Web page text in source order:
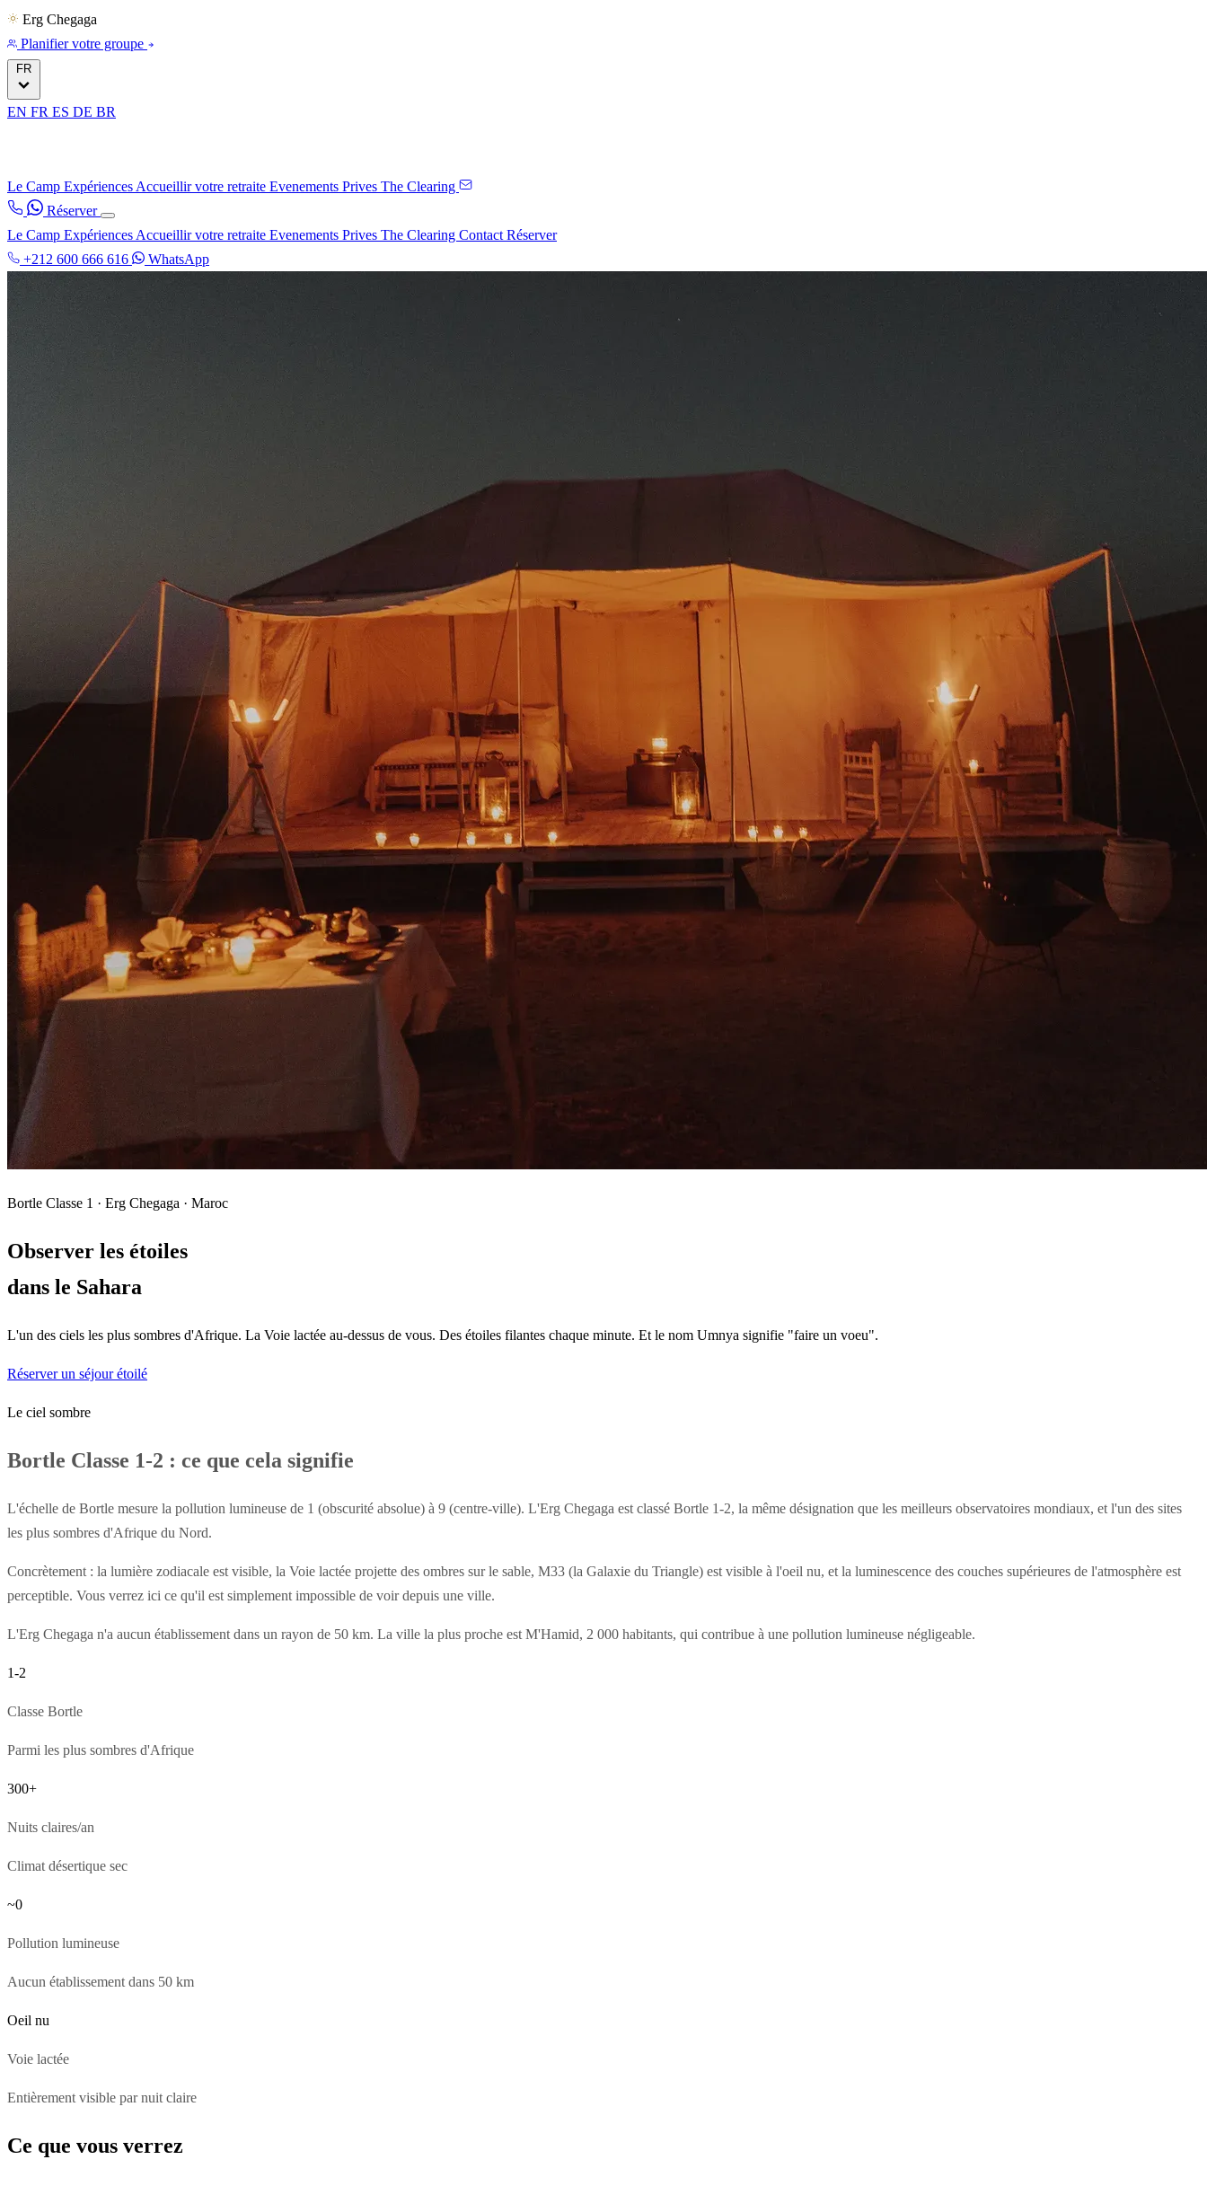
Erg Chegaga
Planifier votre groupe
FR
EN FR ES DE BR
Le Camp Expériences Accueillir votre retraite Evenements Prives The Clearing
Réserver
Le Camp Expériences Accueillir votre retraite Evenements Prives The Clearing Contact Réserver
+212 600 666 616
WhatsApp
Bortle Classe 1 · Erg Chegaga · Maroc
Observer les étoiles
dans le Sahara
L'un des ciels les plus sombres d'Afrique. La Voie lactée au-dessus de vous. Des étoiles filantes chaque minute. Et le nom Umnya signifie "faire un voeu".
Réserver un séjour étoilé
Le ciel sombre
Bortle Classe 1-2 : ce que cela signifie
L'échelle de Bortle mesure la pollution lumineuse de 1 (obscurité absolue) à 9 (centre-ville). L'Erg Chegaga est classé Bortle 1-2, la même désignation que les meilleurs observatoires mondiaux, et l'un des sites
les plus sombres d'Afrique du Nord.
Concrètement : la lumière zodiacale est visible, la Voie lactée projette des ombres sur le sable, M33 (la Galaxie du Triangle) est visible à l'oeil nu, et la luminescence des couches supérieures de l'atmosphère est
perceptible. Vous verrez ici ce qu'il est simplement impossible de voir depuis une ville.
L'Erg Chegaga n'a aucun établissement dans un rayon de 50 km. La ville la plus proche est M'Hamid, 2 000 habitants, qui contribue à une pollution lumineuse négligeable.
1-2
Classe Bortle
Parmi les plus sombres d'Afrique
300+
Nuits claires/an
Climat désertique sec
~0
Pollution lumineuse
Aucun établissement dans 50 km
Oeil nu
Voie lactée
Entièrement visible par nuit claire
Ce que vous verrez